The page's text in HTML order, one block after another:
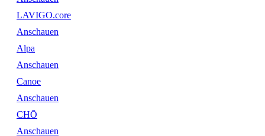
LAVIGO.core
Anschauen
Alpa
Anschauen
Canoe
Anschauen
CHŌ
Anschauen